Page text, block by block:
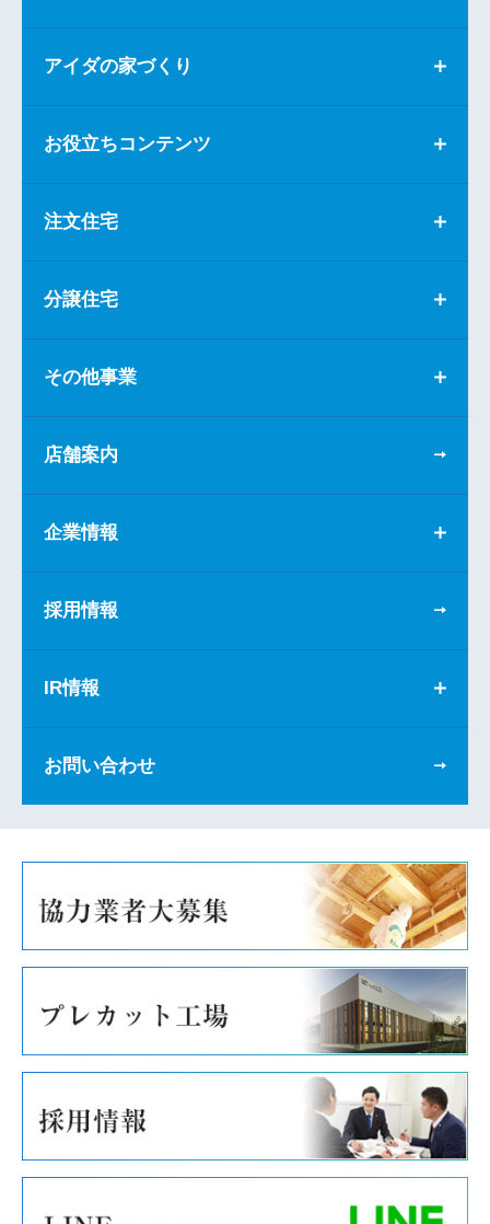
アイダの家づくり
お役立ちコンテンツ
注文住宅
分譲住宅
その他事業
店舗案内
企業情報
採用情報
IR情報
お問い合わせ